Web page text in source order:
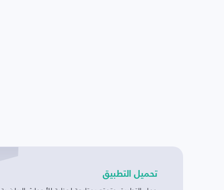
تحميل التطبيق